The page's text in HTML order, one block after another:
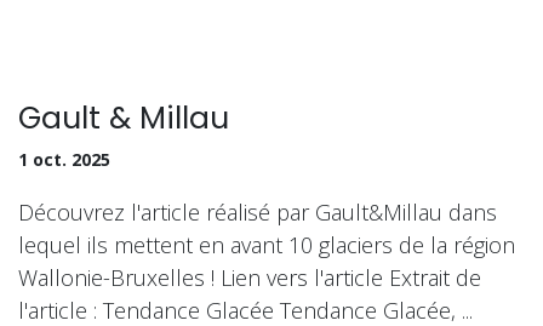
Gault & Millau
1 oct. 2025
Découvrez l'article réalisé par Gault&Millau dans
lequel ils mettent en avant 10 glaciers de la région
Wallonie-Bruxelles ! Lien vers l'article Extrait de
l'article : Tendance Glacée Tendance Glacée, ...